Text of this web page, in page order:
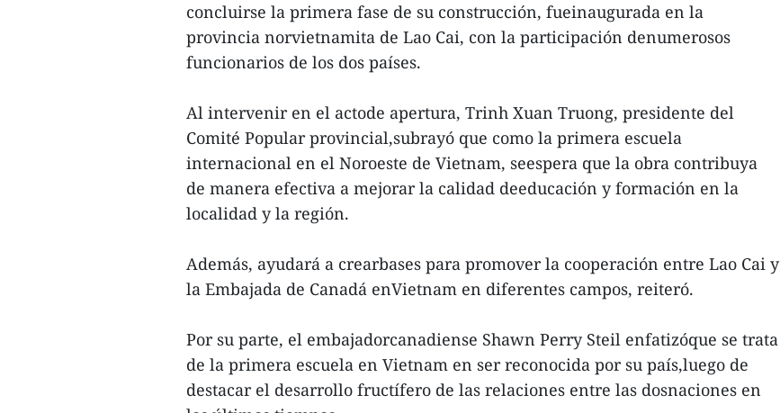
concluirse la primera fase de su construcción, fueinaugurada en la
provincia norvietnamita de Lao Cai, con la participación denumerosos
funcionarios de los dos países.
Al intervenir en el actode apertura, Trinh Xuan Truong, presidente del
Comité Popular provincial,subrayó que como la primera escuela
internacional en el Noroeste de Vietnam, seespera que la obra contribuya
de manera efectiva a mejorar la calidad deeducación y formación en la
localidad y la región.
Además, ayudará a crearbases para promover la cooperación entre Lao Cai y
la Embajada de Canadá enVietnam en diferentes campos, reiteró.
Por su parte, el embajadorcanadiense Shawn Perry Steil enfatizóque se trata
de la primera escuela en Vietnam en ser reconocida por su país,luego de
destacar el desarrollo fructífero de las relaciones entre las dosnaciones en